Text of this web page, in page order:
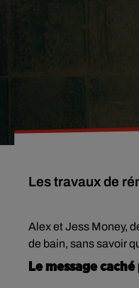
Les travaux de
Alex et Jess Money,
de bain, sans savoir
Le message